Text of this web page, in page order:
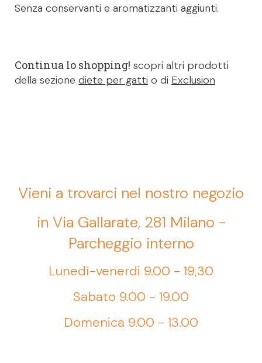
Senza conservanti e aromatizzanti aggiunti.
Continua lo shopping! scopri altri prodotti
della sezione diete per gatti o di Exclusion
Vieni a trovarci nel nostro negozio
in Via Gallarate, 281 Milano -
Parcheggio interno
Lunedì-venerdi 9.00 - 19,30
Sabato 9.00 - 19.00
Domenica 9.00 - 13.00